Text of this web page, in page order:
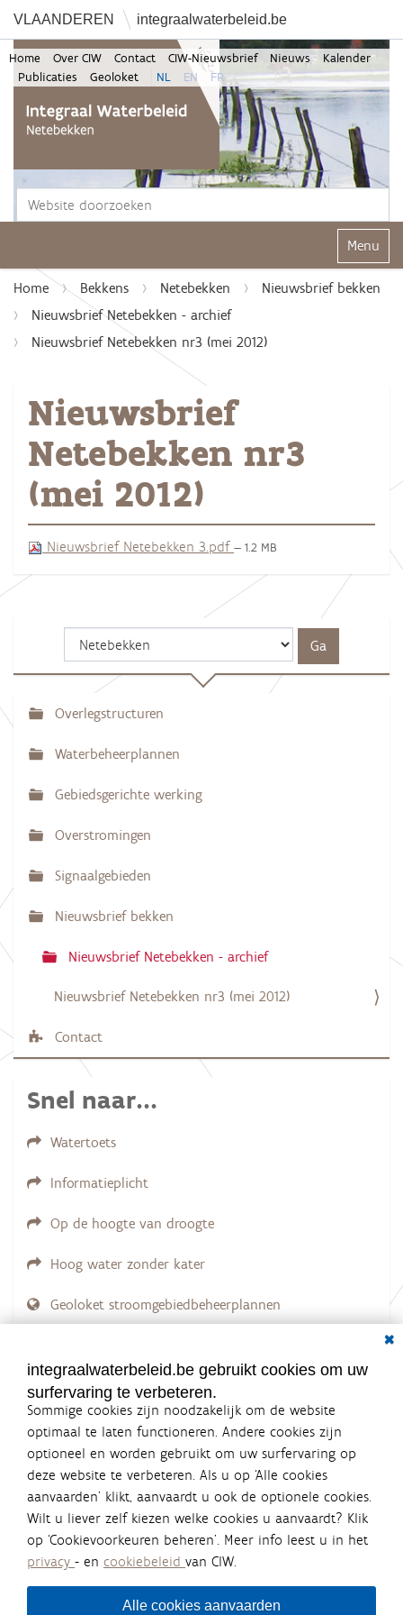
VLAANDEREN integraalwaterbeleid.be
Home Over CIW Contact CIW-Nieuwsbrief Nieuws
Kalender
Publicaties
Geoloket NL EN FR
Klap
Home Bekkens Netebekken
Nieuwsbrief bekken
Nieuwsbrief Netebekken - archief
Nieuwsbrief Netebekken nr3 (mei 2012)
Nieuwsbrief
Netebekken nr3
(mei 2012)
Nieuwsbrief Netebekken 3.pdf — 1.2 MB
N
a
i
g
t
Overlegstructuren
Waterbeheerplannen
Gebiedsgerichte werking
Overstromingen
Signaalgebieden
Nieuwsbrief bekken
Nieuwsbrief Netebekken - archief
Nieuwsbrief Netebekken nr3 (mei 2012)
Contact
Snel naar...
Watertoets
Informatieplicht
Op de hoogte van droogte
Hoog water zonder kater
Geoloket stroomgebiedbeheerplannen
LOGIN VEREIST
integraalwaterbeleid.be gebruikt cookies om uw
surfervaring te verbeteren.
Sommige cookies zijn noodzakelijk om de website
optimaal te laten functioneren. Andere cookies zijn
optioneel en worden gebruikt om uw surfervaring op
deze website te verbeteren. Als u op ‘Alle cookies
aanvaarden’ klikt, aanvaardt u ook de optionele cookies.
Wilt u liever zelf kiezen welke cookies u aanvaardt? Klik
op ‘Cookievoorkeuren beheren’. Meer info leest u in het
privacy - en cookiebeleid van CIW.
Alle cookies aanvaarden
Integraalwaterbeleid.be is een
officiële website van de Vlaamse
overheid
uitgegeven door Coördinatiecommissie Integraal
Waterbeleid
De Coördinatiecommissie Integraal Waterbeleid (CIW) is een
bestuursniveaus die bij het waterbeleid betrokken zijn. Ook
waterbedrijven nemen deel aan het overleg. Deze